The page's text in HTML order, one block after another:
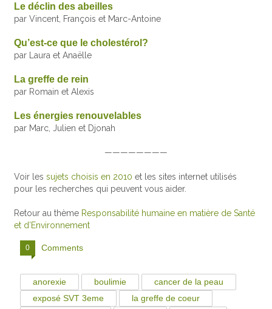
Le déclin des abeilles
par Vincent, François et Marc-Antoine
Qu’est-ce que le cholestérol?
par Laura et Anaëlle
La greffe de rein
par Romain et Alexis
Les énergies renouvelables
par Marc, Julien et Djonah
————————
Voir lessujets choisis en 2010et les sites internet utilisés
pour les recherches qui peuvent vous aider.
Retour au thème Responsabilité humaine en matière de Santé
et d’Environnement
0 Comments
anorexie boulimie
cancer de la peau
exposé SVT 3eme
la greffe de coeur